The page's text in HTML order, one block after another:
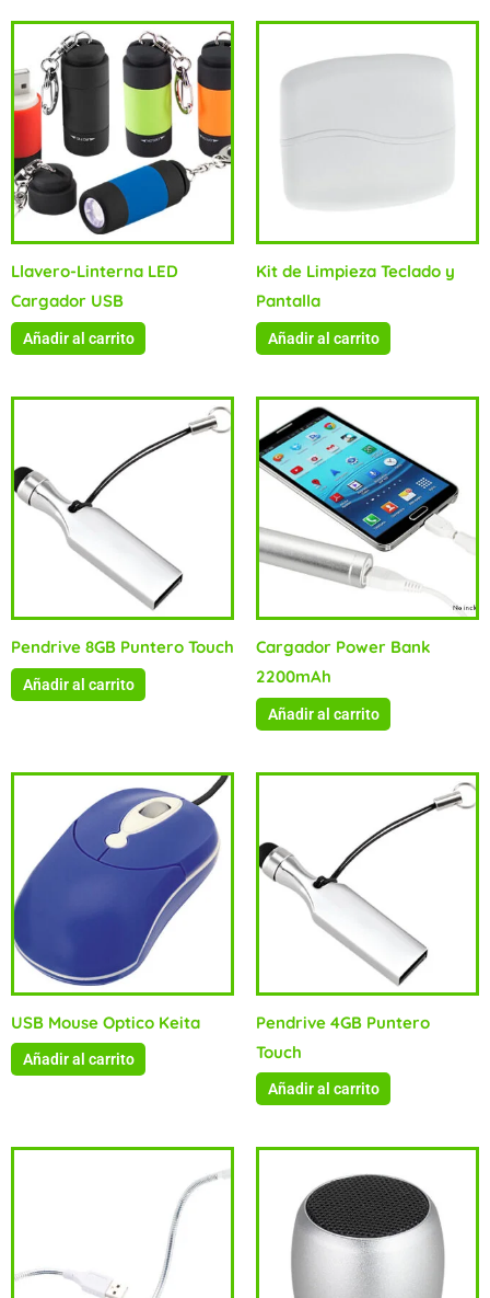
Llavero-Linterna LED
Cargador USB
Añadir al carrito
Kit de Limpieza Teclado y
Pantalla
Añadir al carrito
Pendrive 8GB Puntero Touch
Añadir al carrito
Cargador Power Bank
2200mAh
Añadir al carrito
USB Mouse Optico Keita
Añadir al carrito
Pendrive 4GB Puntero
Touch
Añadir al carrito